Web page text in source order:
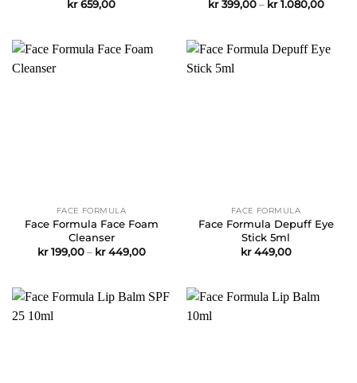
kr659,00
kr399,00 – kr1.080,00
FACE FORMULA
Face Formula Face Foam
Cleanser
kr199,00 – kr449,00Prisområde:
FACE FORMULA
Face Formula Depuff Eye
Stick 5ml
kr449,00